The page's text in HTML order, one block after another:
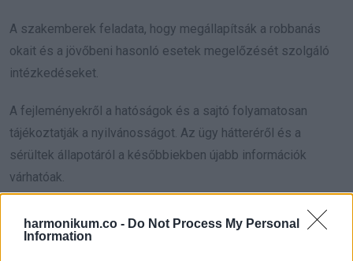
harmonikum.co - Do Not Process My Personal
Information
A szakemberek feladata, hogy megállapítsák a robbanás
okait és a jövőbeni hasonló esetek megelőzését szolgáló
intézkedéseket.
A fejleményekről a hatóságok és a sajtó folyamatosan
tájékoztatják a nyilvánosságot. Az ügy hátteréről és a
sérültek állapotáról a későbbiekben újabb információk
várhatóak.